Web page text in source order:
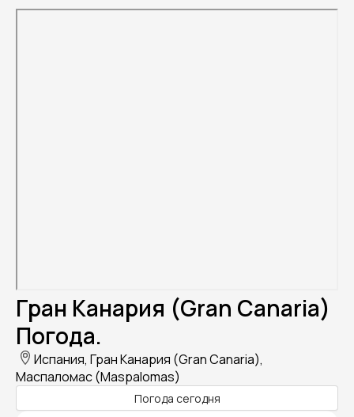
Гран Канария (Gran Canaria)
Погода.
Испания, Гран Канария (Gran Canaria),
Маспаломас (Maspalomas)
Погода сегодня